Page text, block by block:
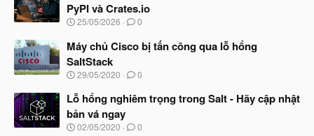
ầ
u
b
ắ
đ
ầ
u
PyPI và Crates.io
N
à
y
b
ắ
đ
ầ
u
25/05/2026 0
Máy chủ Cisco bị tấn công qua lỗ hổng
SaltStack
N
à
y
b
ắ
29/05/2020 0
Lỗ hổng nghiêm trọng trong Salt - Hãy cập nhật
bản vá ngay
N
02/05/2020 0